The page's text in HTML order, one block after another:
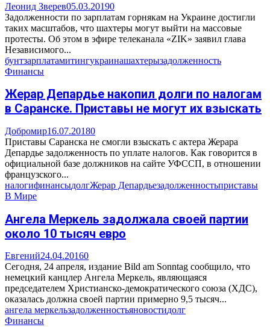
Леонид Зверев05.03.20190
Задолженности по зарплатам горнякам на Украине достигли
таких масштабов, что шахтеры могут выйти на массовые
протесты. Об этом в эфире телеканала «ZIK» заявил глава
Независимого...
бунтзарплатамитингукраинашахтерызадолженность
Финансы
Жерар Депардье накопил долги по налогам
в Саранске. Приставы не могут их взыскать
Добромир16.07.20180
Приставы Саранска не смогли взыскать с актера Жерара
Депардье задолженность по уплате налогов. Как говорится в
официальной базе должников на сайте УФССП, в отношении
французского...
налогифинансыдолгЖерар Депардьезадолженностьприставы
В Мире
Ангела Меркель задолжала своей партии
около 10 тысяч евро
Евгений24.04.20160
Сегодня, 24 апреля, издание Bild am Sonntag сообщило, что
немецкий канцлер Ангела Меркель, являющаяся
председателем Христианско-демократического союза (ХДС),
оказалась должна своей партии примерно 9,5 тысяч...
ангела меркельзадолженностьяновостидолг
Финансы